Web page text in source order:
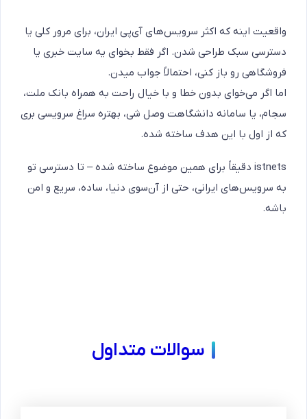
واقعیت اینه که اکثر سرویس‌های آی‌پی ایران، برای مرور کلی یا
دسترسی سبک طراحی شدن. اگر فقط بخوای یه سایت خبری یا
فروشگاهی رو باز کنی، احتمالاً جواب میدن.
اما اگر می‌خوای بدون خطا و با خیال راحت به همراه بانک ملت،
سجام، یا سامانه دانشگاهت وصل شی، بهتره سراغ سرویسی بری
که از اول با این هدف ساخته شده.
istnets دقیقاً برای همین موضوع ساخته شده – تا دسترسی تو
به سرویس‌های ایرانی، حتی از آن‌سوی دنیا، ساده، سریع و امن
باشه.
سوالات متداول